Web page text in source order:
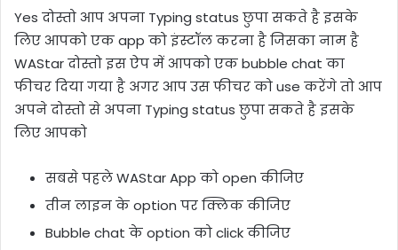
Yes दोस्तो आप अपना Typing status छुपा सकते है इसके
लिए आपको एक app को इंस्टॉल करना है जिसका नाम है
WAStar दोस्तो इस ऐप में आपको एक bubble chat का
फीचर दिया गया है अगर आप उस फीचर को use करेंगे तो आप
अपने दोस्तो से अपना Typing status छुपा सकते है इसके
लिए आपको
सबसे पहले WAStar App को open कीजिए
तीन लाइन के option पर क्लिक कीजिए
Bubble chat के option को click कीजिए